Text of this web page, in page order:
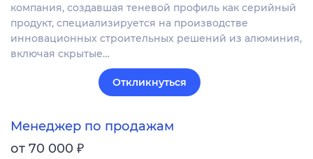
компания, создавшая теневой профиль как серийный
продукт, специализируется на производстве
инновационных строительных решений из алюминия,
включая скрытые…
Откликнуться
Менеджер по продажам
от 70 000 ₽